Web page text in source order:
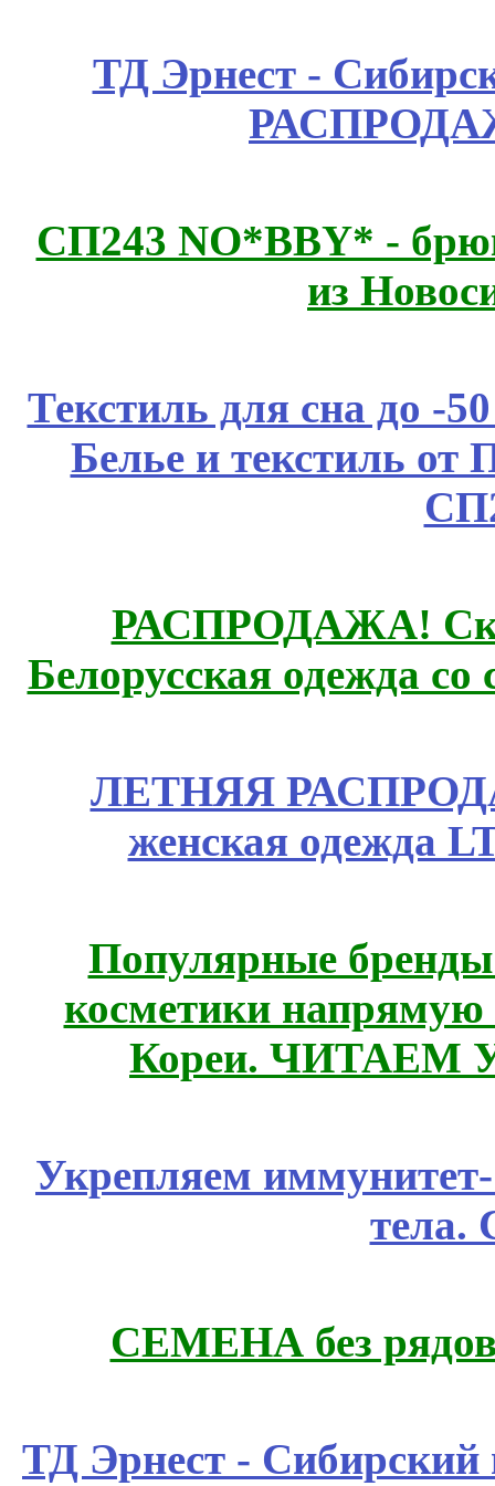
ТД Эрнест -
СП243 NO*BBY* -
из
Текстиль для сна до
Белье и текстиль от
РАСПРОДАЖА!
Белорусская одежда
ЛЕТНЯЯ
женская одежда
Популярные
косметики
Кореи. ЧИТАЕМ
Укрепляем
тела.
СЕМЕНА без
ТД Эрнест - Сибирский